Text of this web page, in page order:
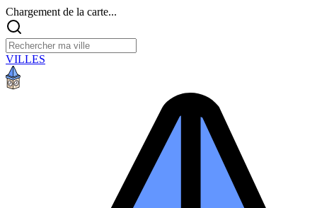
Chargement de la carte...
VILLES